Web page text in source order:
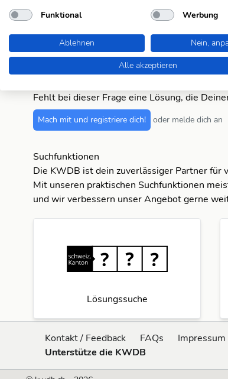
südamerik. Strom
südamerik. Strom
Fehlt bei dieser Frage eine Lösung, die
Mach mit und registriere dich! oder melde dich an
Suchfunktionen
Die KWDB ist dein zuverlässiger Partner
Mit unseren praktischen Suchfunktionen
und wir verbessern unser Angebot gerne
Lösungssuche
Kontakt / Feedback FAQs Impressum
Unterstütze die KWDB
Funktional
Werbung
Ablehnen
Nein,
Alle akzeptieren